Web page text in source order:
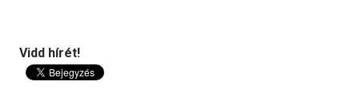
Vidd hírét!